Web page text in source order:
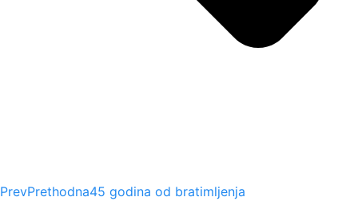
PrevPrethodna45 godina od bratimljenja